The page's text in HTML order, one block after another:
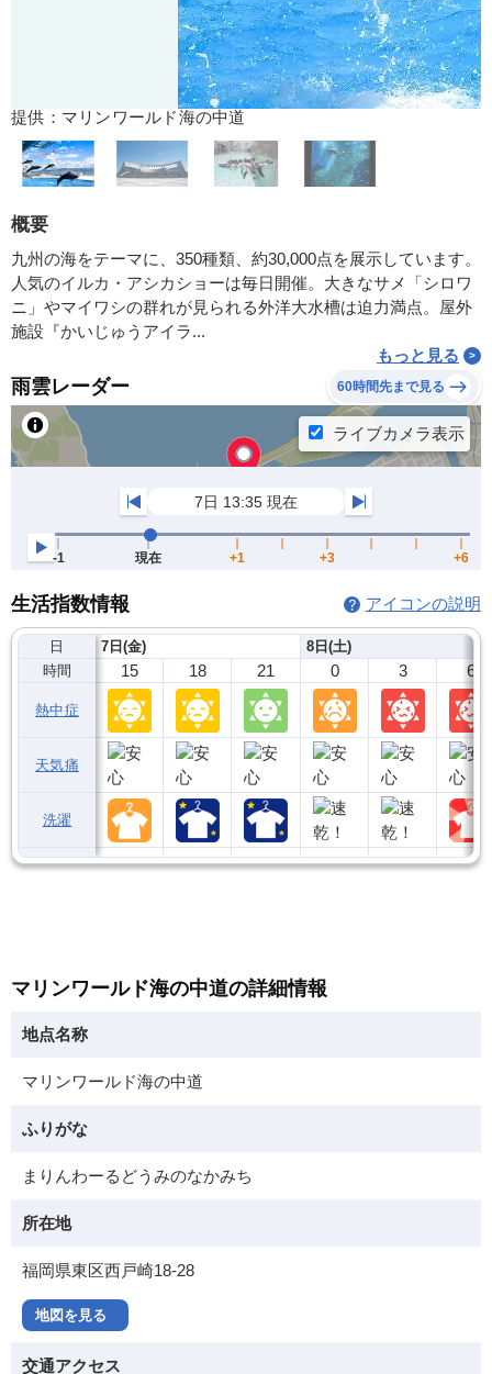
提供：マリンワールド海の中道
概要
九州の海をテーマに、350種類、約30,000点を展示しています。
人気のイルカ・アシカショーは毎日開催。大きなサメ「シロワ
ニ」やマイワシの群れが見られる外洋大水槽は迫力満点。屋外
施設『かいじゅうアイラ...
もっと見る
雨雲レーダー 60時間先まで見る
生活指数情報 アイコンの説明
日
時間
熱中症
天気痛
洗濯
7日(金)
15 18 21
8日(土)
0 3 6
マリンワールド海の中道の詳細情報
地点名称
マリンワールド海の中道
ふりがな
まりんわーるどうみのなかみち
所在地
福岡県東区西戸崎18-28
地図を見る
交通アクセス